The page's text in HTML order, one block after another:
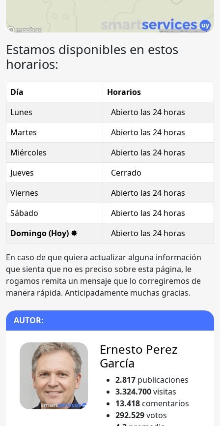
Estamos disponibles en estos
horarios:
Día
Horarios
Lunes
Abierto las 24 horas
Martes
Abierto las 24 horas
Miércoles
Abierto las 24 horas
Jueves
Cerrado
Viernes
Abierto las 24 horas
Sábado
Abierto las 24 horas
Domingo (Hoy) ✸
Abierto las 24 horas
En caso de que quiera actualizar alguna información
que sienta que no es preciso sobre esta página, le
rogamos remita un mensaje que lo corregiremos de
manera rápida. Anticipadamente muchas gracias.
AUTOR:
Ernesto Perez
García
2.817 publicaciones
3.324.700visitas
13.418 comentarios
292.529votos